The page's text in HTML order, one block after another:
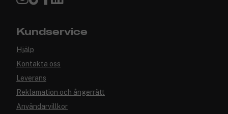
Kundservice
Hjälp
Kontakta oss
Leverans
Reklamation och ångerrätt
Användarvillkor